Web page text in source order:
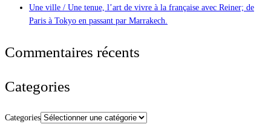
Une ville / Une tenue, l’art de vivre à la française avec Reiner; de
Paris à Tokyo en passant par Marrakech.
Commentaires récents
Categories
Categories